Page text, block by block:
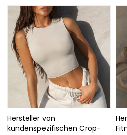
Hersteller von
kundenspezifischen Crop-